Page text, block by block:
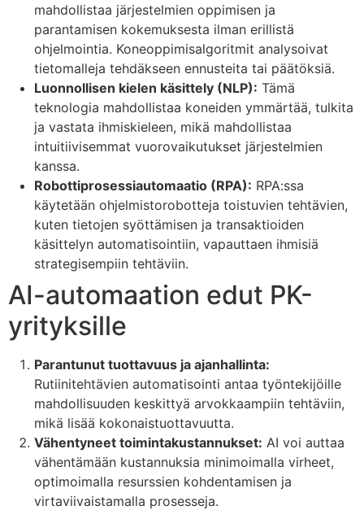
mahdollistaa järjestelmien oppimisen ja
parantamisen kokemuksesta ilman erillistä
ohjelmointia. Koneoppimisalgoritmit analysoivat
tietomalleja tehdäkseen ennusteita tai päätöksiä.
Luonnollisen kielen käsittely (NLP): Tämä
teknologia mahdollistaa koneiden ymmärtää, tulkita
ja vastata ihmiskieleen, mikä mahdollistaa
intuitiivisemmat vuorovaikutukset järjestelmien
kanssa.
Robottiprosessiautomaatio (RPA): RPA:ssa
käytetään ohjelmistorobotteja toistuvien tehtävien,
kuten tietojen syöttämisen ja transaktioiden
käsittelyn automatisointiin, vapauttaen ihmisiä
strategisempiin tehtäviin.
AI-automaation edut PK-
yrityksille
Parantunut tuottavuus ja ajanhallinta:
Rutiinitehtävien automatisointi antaa työntekijöille
mahdollisuuden keskittyä arvokkaampiin tehtäviin,
mikä lisää kokonaistuottavuutta.
Vähentyneet toimintakustannukset: AI voi auttaa
vähentämään kustannuksia minimoimalla virheet,
optimoimalla resurssien kohdentamisen ja
virtaviivaistamalla prosesseja.